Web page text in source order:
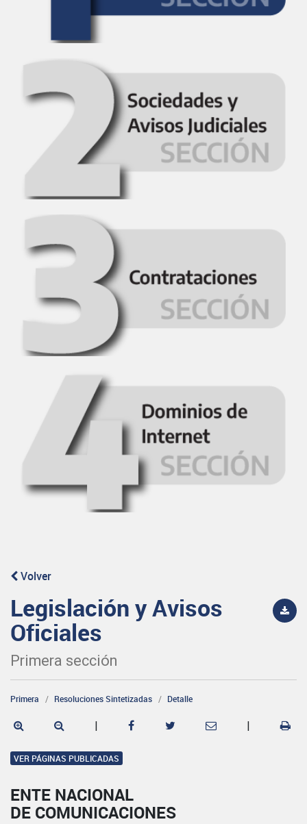
Volver
Legislación y Avisos
Oficiales
Primera sección
Primera Resoluciones Sintetizadas Detalle
| |
VER PÁGINAS PUBLICADAS
ENTE NACIONAL
DE COMUNICACIONES